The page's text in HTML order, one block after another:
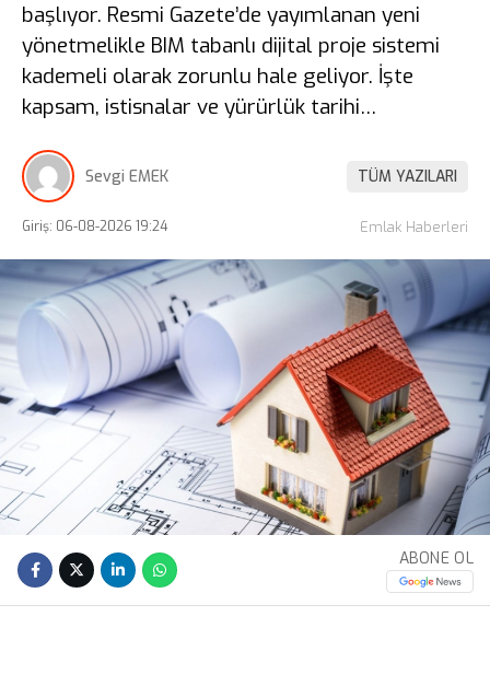
başlıyor. Resmi Gazete’de yayımlanan yeni
yönetmelikle BIM tabanlı dijital proje sistemi
kademeli olarak zorunlu hale geliyor. İşte
kapsam, istisnalar ve yürürlük tarihi…
Sevgi EMEK TÜM YAZILARI
Giriş: 06-08-2026 19:24 Emlak Haberleri
ABONE OL